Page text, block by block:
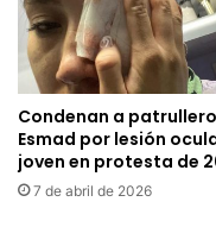
Condenan a
Esmad por lesión
joven en protesta de
7 de abril de 2026